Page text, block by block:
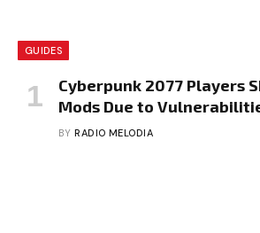
GUIDES
Cyberpunk 2077 Players
Mods Due to
BY RADIO MELODIA